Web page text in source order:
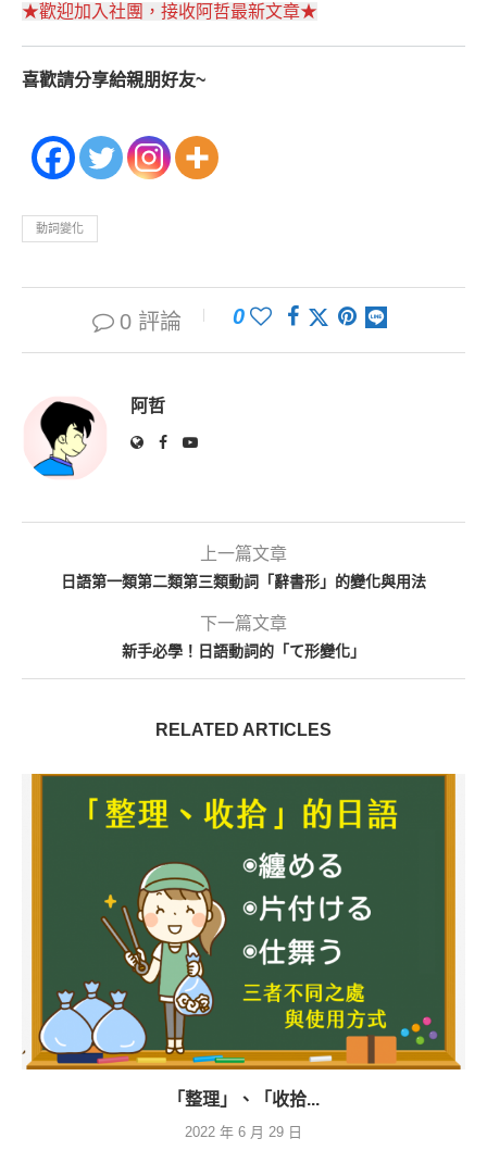
★歡迎加入社團，接收阿哲最新文章★
喜歡請分享給親朋好友~
動詞變化
0 評論 0
阿哲
上一篇文章
日語第一類第二類第三類動詞「辭書形」的變化與用法
下一篇文章
新手必學！日語動詞的「て形變化」
RELATED ARTICLES
「整理」、「收拾...
2022 年 6 月 29 日